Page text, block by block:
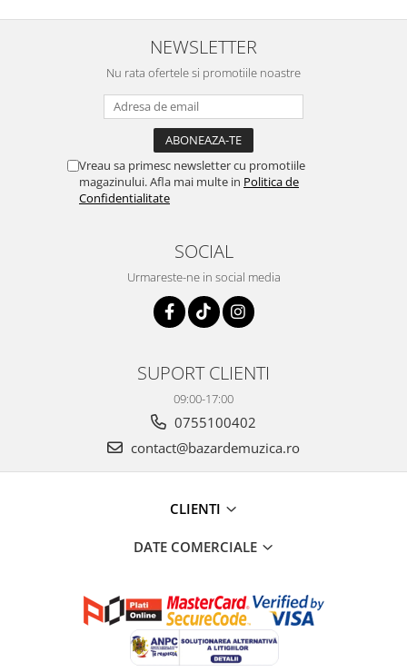
NEWSLETTER
Nu rata ofertele si promotiile noastre
Vreau sa primesc newsletter cu promotiile
magazinului. Afla mai multe in Politica de
Confidentialitate
SOCIAL
Urmareste-ne in social media
SUPORT CLIENTI
09:00-17:00
0755100402
contact@bazardemuzica.ro
CLIENTI
DATE COMERCIALE